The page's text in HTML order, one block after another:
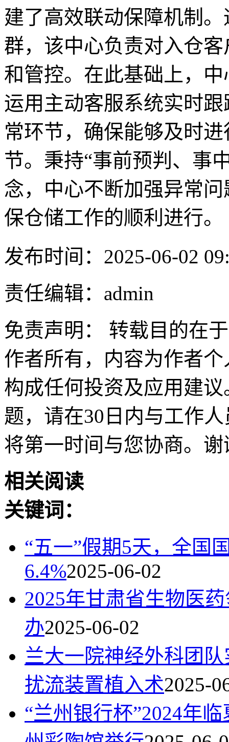
建了高效联动保障机制
群，该中心负责对入仓
和管控。在此基础上，
运用主动客服系统实时
常环节，确保能够及时
节。秉持“事前预判、事
念，中心不断加强异常
保仓储工作的顺利进行。
发布时间：2025-06-02
责任编辑：admin
免责声明： 转载目的在
作者所有，内容为作者
构成任何投资及应用建
题，请在30日内与工作
将第一时间与您协商。
相关阅读
关键词：
“五一”假期5天，全国
6.4%2025-06-02
2025年甘肃省生物医
办2025-06-02
兰大一院神经外科团
扰流装置植入术2025-
“兰州银行杯”2024年